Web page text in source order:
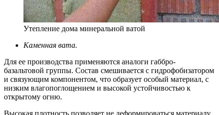
Утепление дома минеральной ватой
Каменная вата.
Для ее производства применяются аналоги габбро-
базальтовой группы. Состав смешивается с гидрофобизатором
и связующим компонентом, что образует особый материал, с
низким влагопоглощением и высокой устойчивостью к
открытому огню.
Высокая плотность позволяет не деформироваться материалу